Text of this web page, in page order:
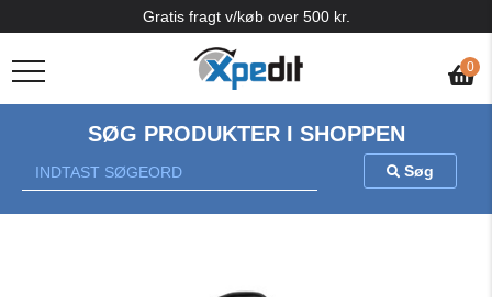
0
Gratis fragt v/køb over 500 kr.
SØG PRODUKTER I SHOPPEN
Søg